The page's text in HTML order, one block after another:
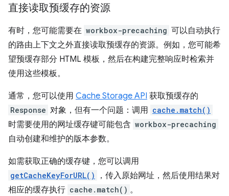
直接读取预缓存的资源
有时，您可能需要在 workbox-precaching 可以自动执行
的路由上下文之外直接读取预缓存的资源。例如，您可能希
望预缓存部分 HTML 模板，然后在构建完整响应时检索并
使用这些模板。
通常，您可以使用 Cache Storage API 获取预缓存的
Response 对象，但有一个问题：调用 cache.match()
时需要使用的网址缓存键可能包含 workbox-precaching
自动创建和维护的版本参数。
如需获取正确的缓存键，您可以调用
getCacheKeyForURL()
，传入原始网址，然后使用结果对
相应的缓存执行 cache.match() 。